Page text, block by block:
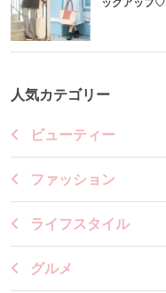
ックアップ♡
人気カテゴリー
ビューティー
ファッション
ライフスタイル
グルメ